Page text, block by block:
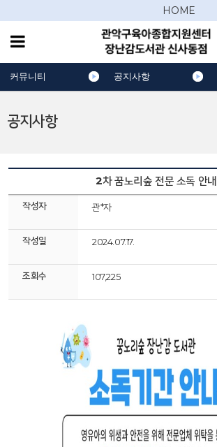
HOME
공지사항
커뮤니티 공지사항
2차 꿈노리숲 전문 소독 안내
작성자 관*자
작성일 2024.07.17.
조회수 107,225